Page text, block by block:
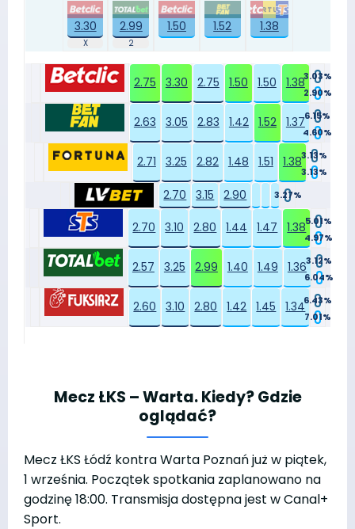
3.30 2.99 1.50 1.52 1.38
2.75 3.30 2.75 1.50 1.50 1.383.03%
2.90%
2.63 3.05 2.83 1.42 1.52 1.376.15%
4.60%
2.71 3.25 2.82 1.48 1.51 1.383.13%
3.13%
2.70 3.15 2.90 3.27%
2.70 3.10 2.80 1.44 1.47 1.385.01%
4.97%
2.57 3.25 2.99 1.40 1.49 1.363.12%
6.04%
2.60 3.10 2.80 1.42 1.45 1.346.43%
7.01%
Mecz ŁKS – Warta. Kiedy? Gdzie
oglądać?
Mecz ŁKS Łódź kontra Warta Poznań już w piątek,
1 września. Początek spotkania zaplanowano na
godzinę 18:00. Transmisja dostępna jest w Canal+
Sport.